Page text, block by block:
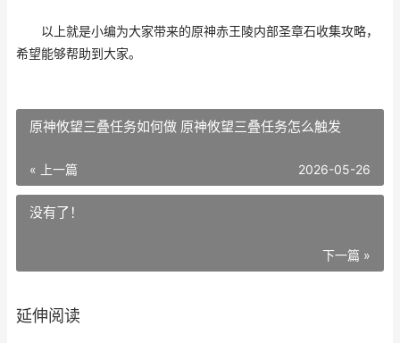
以上就是小编为大家带来的原神赤王陵内部圣章石收集攻略，
希望能够帮助到大家。
原神攸望三叠任务如何做 原神攸望三叠任务怎么触发
« 上一篇 2026-05-26
没有了！
下一篇 »
延伸阅读